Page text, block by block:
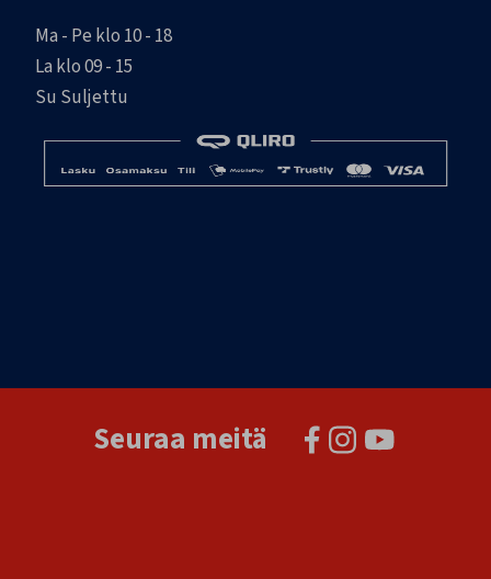
Ma - Pe klo 10 - 18
La klo 09 - 15
Su Suljettu
Seuraa meitä